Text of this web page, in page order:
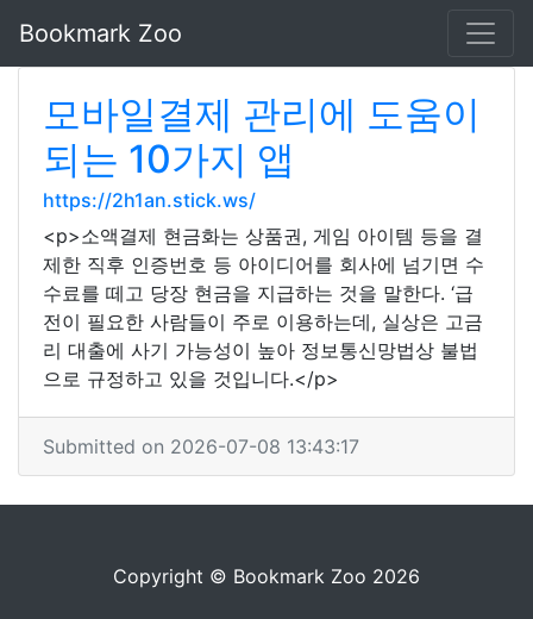
Bookmark Zoo
모바일결제 관리에 도움이
되는 10가지 앱
https://2h1an.stick.ws/
<p>소액결제 현금화는 상품권, 게임 아이템 등을 결
제한 직후 인증번호 등 아이디어를 회사에 넘기면 수
수료를 떼고 당장 현금을 지급하는 것을 말한다. ‘급
전이 필요한 사람들이 주로 이용하는데, 실상은 고금
리 대출에 사기 가능성이 높아 정보통신망법상 불법
으로 규정하고 있을 것입니다.</p>
Submitted on 2026-07-08 13:43:17
Copyright © Bookmark Zoo 2026